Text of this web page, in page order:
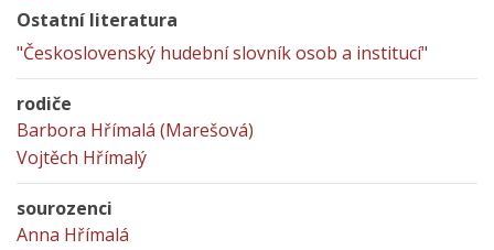
Ostatní literatura
"Československý hudební slovník osob a institucí"
rodiče
Barbora Hřímalá (Marešová)
Vojtěch Hřímalý
sourozenci
Anna Hřímalá